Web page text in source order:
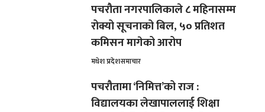
पचरौता नगरपालिकाले ८ महिनासम्म
रोक्यो सूचनाको बिल, ५० प्रतिशत
कमिसन मागेको आरोप
मधेश प्रदेशसमाचार
पचरौतामा ‘निमित्त’को राज :
विद्यालयका लेखापाललाई शिक्षा